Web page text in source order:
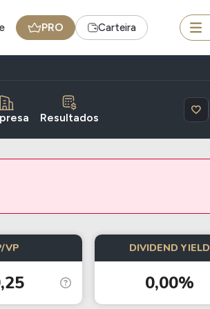
PRO Carteira
Ferramenta
- BNB
Agenda de Dividendos
Carteiras Recomendadas
Resultados
VP DIVIDEND YIELD
0,00%